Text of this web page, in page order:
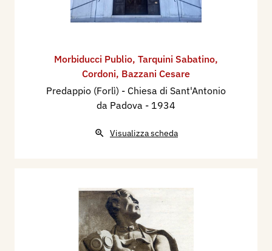
Morbiducci Publio, Tarquini Sabatino,
Cordoni, Bazzani Cesare
Predappio (Forlì) - Chiesa di Sant'Antonio
da Padova - 1934
Visualizza scheda